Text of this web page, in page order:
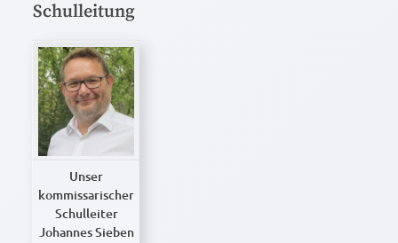
Schulleitung
Unser
kommissarischer
Schulleiter
Johannes Sieben